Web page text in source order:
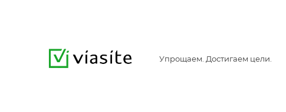
Упрощаем. Достигаем цели.